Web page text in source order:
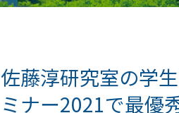
佐藤淳研究室の学
ミナー2021で最優